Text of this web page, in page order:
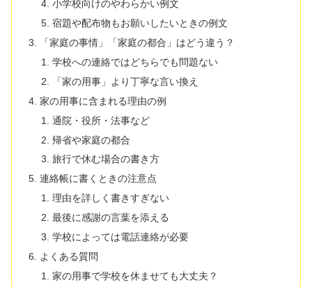
小学校向けのやわらかい例文
宿題や配布物もお願いしたいときの例文
「家庭の事情」「家庭の都合」はどう違う？
学校への連絡ではどちらでも問題ない
「家の用事」より丁寧な言い換え
家の用事に含まれる理由の例
通院・役所・法事など
帰省や家庭の都合
旅行で休む場合の書き方
連絡帳に書くときの注意点
理由を詳しく書きすぎない
最後に感謝の言葉を添える
学校によっては電話連絡が必要
よくある質問
家の用事で学校を休ませても大丈夫？